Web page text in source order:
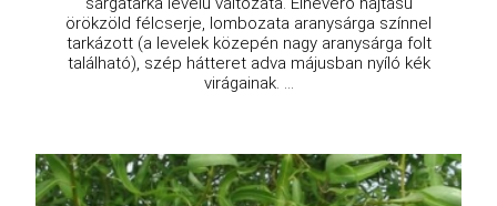
örökzöld félcserje, lombozata aranysárga színnel
tarkázott (a levelek közepén nagy aranysárga folt
található), szép hátteret adva májusban nyíló kék
virágainak. ...